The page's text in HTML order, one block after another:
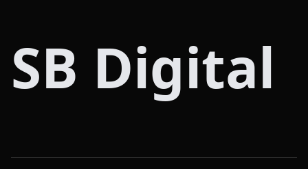
SB Digital